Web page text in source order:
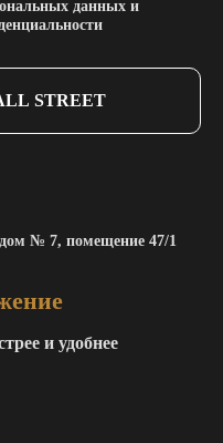
данных и
STREET
№ 7, помещение 47/1
и удобнее